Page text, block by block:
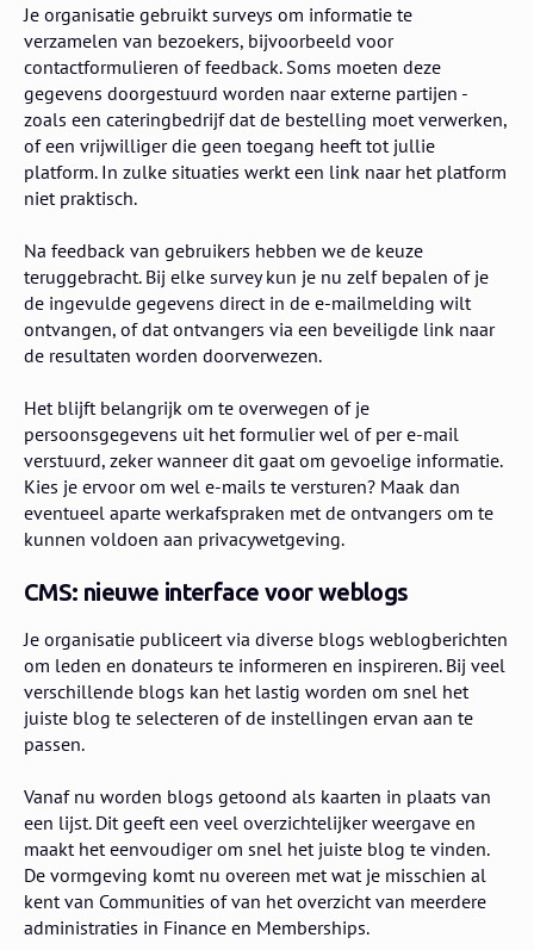
Je organisatie gebruikt surveys om informatie te
verzamelen van bezoekers, bijvoorbeeld voor
contactformulieren of feedback. Soms moeten deze
gegevens doorgestuurd worden naar externe partijen -
zoals een cateringbedrijf dat de bestelling moet verwerken,
of een vrijwilliger die geen toegang heeft tot jullie
platform. In zulke situaties werkt een link naar het platform
niet praktisch.
Na feedback van gebruikers hebben we de keuze
teruggebracht. Bij elke survey kun je nu zelf bepalen of je
de ingevulde gegevens direct in de e-mailmelding wilt
ontvangen, of dat ontvangers via een beveiligde link naar
de resultaten worden doorverwezen.
Het blijft belangrijk om te overwegen of je
persoonsgegevens uit het formulier wel of per e-mail
verstuurd, zeker wanneer dit gaat om gevoelige informatie.
Kies je ervoor om wel e-mails te versturen? Maak dan
eventueel aparte werkafspraken met de ontvangers om te
kunnen voldoen aan privacywetgeving.
CMS: nieuwe interface voor weblogs
Je organisatie publiceert via diverse blogs weblogberichten
om leden en donateurs te informeren en inspireren. Bij veel
verschillende blogs kan het lastig worden om snel het
juiste blog te selecteren of de instellingen ervan aan te
passen.
Vanaf nu worden blogs getoond als kaarten in plaats van
een lijst. Dit geeft een veel overzichtelijker weergave en
maakt het eenvoudiger om snel het juiste blog te vinden.
De vormgeving komt nu overeen met wat je misschien al
kent van Communities of van het overzicht van meerdere
administraties in Finance en Memberships.